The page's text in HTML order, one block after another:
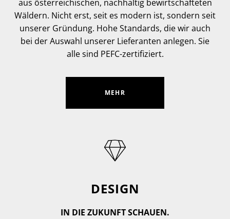
aus österreichischen, nachhaltig bewirtschafteten
Wäldern. Nicht erst, seit es modern ist, sondern seit
unserer Gründung. Hohe Standards, die wir auch
bei der Auswahl unserer Lieferanten anlegen. Sie
alle sind PEFC-zertifiziert.
MEHR
DESIGN
IN DIE ZUKUNFT SCHAUEN.